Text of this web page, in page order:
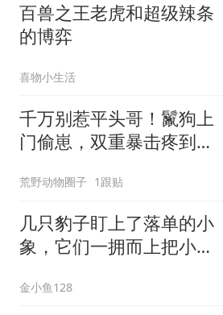
百兽之王老虎和超级辣条
的博弈
喜物小生活
千万别惹平头哥！鬣狗上
门偷崽，双重暴击疼到瘫
荒野动物圈子 1跟贴
几只豹子盯上了落单的小
象，它们一拥而上把小象
金小鱼128